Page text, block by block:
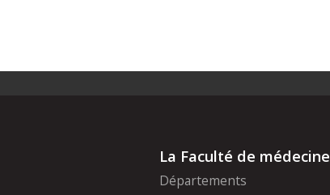
La Faculté de médecine
Départements